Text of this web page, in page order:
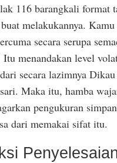
116 barangkali format
melakukannya.
secara serupa
Itu menandakan level
secara lazimnya
Maka itu, hamba
pengukuran
dari memakai sifat itu.